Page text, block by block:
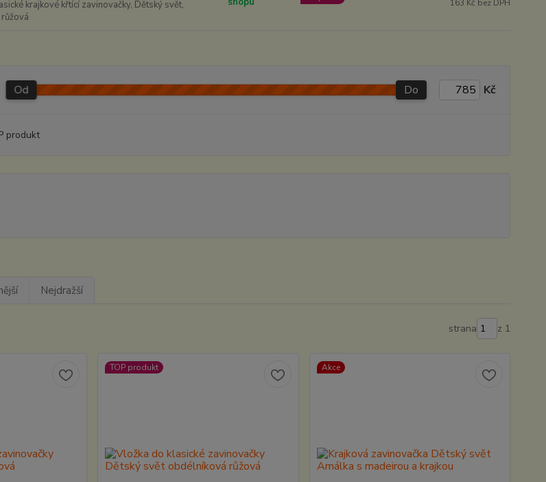
krajkové křtící zavinovačky, Dětský svět,
163 Kč bez DPH
Od Do Kč
produkt
Nejdražší
strana z 1
TOP produkt Akce